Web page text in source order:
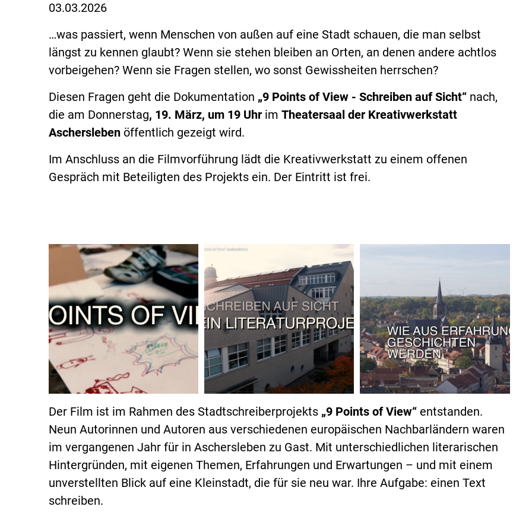
03.03.2026
…was passiert, wenn Menschen von außen auf eine Stadt schauen, die man selbst
längst zu kennen glaubt? Wenn sie stehen bleiben an Orten, an denen andere achtlos
vorbeigehen? Wenn sie Fragen stellen, wo sonst Gewissheiten herrschen?
Diesen Fragen geht die Dokumentation „9 Points of View - Schreiben auf Sicht“ nach,
die am Donnerstag, 19. März, um 19 Uhr im Theatersaal der Kreativwerkstatt
Aschersleben öffentlich gezeigt wird.
Im Anschluss an die Filmvorführung lädt die Kreativwerkstatt zu einem offenen
Gespräch mit Beteiligten des Projekts ein. Der Eintritt ist frei.
Der Film ist im Rahmen des Stadtschreiberprojekts „9 Points of View“ entstanden.
Neun Autorinnen und Autoren aus verschiedenen europäischen Nachbarländern waren
im vergangenen Jahr für in Aschersleben zu Gast. Mit unterschiedlichen literarischen
Hintergründen, mit eigenen Themen, Erfahrungen und Erwartungen – und mit einem
unverstellten Blick auf eine Kleinstadt, die für sie neu war. Ihre Aufgabe: einen Text
schreiben.